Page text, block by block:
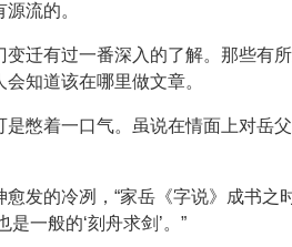
流的。
迁有过一番深入的了解。那些有
知道该在哪里做文章。
憋着一口气。虽说在情面上对岳
发的冷冽，“家岳《字说》成书
一般的‘刻舟求剑’。”